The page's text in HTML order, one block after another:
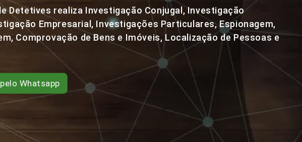
Detetives realiza Investigação Conjugal, Investigação
Empresarial, Investigações Particulares, Espionagem,
Comprovação de Bens e Imóveis, Localização de Pessoas e
Whatsapp